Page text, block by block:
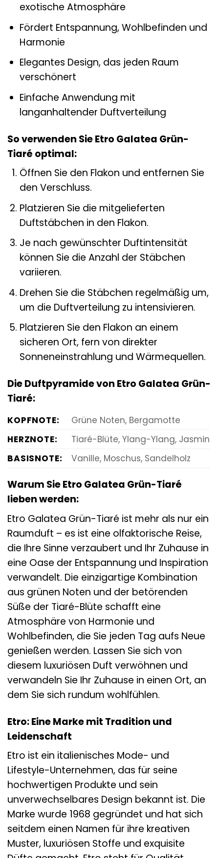
exotische Atmosphäre
Fördert Entspannung, Wohlbefinden und
Harmonie
Elegantes Design, das jeden Raum
verschönert
Einfache Anwendung mit
langanhaltender Duftverteilung
So verwenden Sie Etro Galatea Grün-
Tiaré optimal:
Öffnen Sie den Flakon und entfernen Sie
den Verschluss.
Platzieren Sie die mitgelieferten
Duftstäbchen in den Flakon.
Je nach gewünschter Duftintensität
können Sie die Anzahl der Stäbchen
variieren.
Drehen Sie die Stäbchen regelmäßig um,
um die Duftverteilung zu intensivieren.
Platzieren Sie den Flakon an einem
sicheren Ort, fern von direkter
Sonneneinstrahlung und Wärmequellen.
Die Duftpyramide von Etro Galatea Grün-
Tiaré:
KOPFNOTE:
Grüne Noten, Bergamotte
HERZNOTE:
Tiaré-Blüte, Ylang-Ylang, Jasmin
BASISNOTE:
Vanille, Moschus, Sandelholz
Warum Sie Etro Galatea Grün-Tiaré
lieben werden:
Etro Galatea Grün-Tiaré ist mehr als nur ein
Raumduft – es ist eine olfaktorische Reise,
die Ihre Sinne verzaubert und Ihr Zuhause in
eine Oase der Entspannung und Inspiration
verwandelt. Die einzigartige Kombination
aus grünen Noten und der betörenden
Süße der Tiaré-Blüte schafft eine
Atmosphäre von Harmonie und
Wohlbefinden, die Sie jeden Tag aufs Neue
genießen werden. Lassen Sie sich von
diesem luxuriösen Duft verwöhnen und
verwandeln Sie Ihr Zuhause in einen Ort, an
dem Sie sich rundum wohlfühlen.
Etro: Eine Marke mit Tradition und
Leidenschaft
Etro ist ein italienisches Mode- und
Lifestyle-Unternehmen, das für seine
hochwertigen Produkte und sein
unverwechselbares Design bekannt ist. Die
Marke wurde 1968 gegründet und hat sich
seitdem einen Namen für ihre kreativen
Muster, luxuriösen Stoffe und exquisite